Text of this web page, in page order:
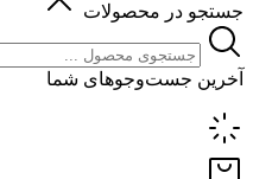
جستجو در محصولات
آخرین جست‌وجوهای شما